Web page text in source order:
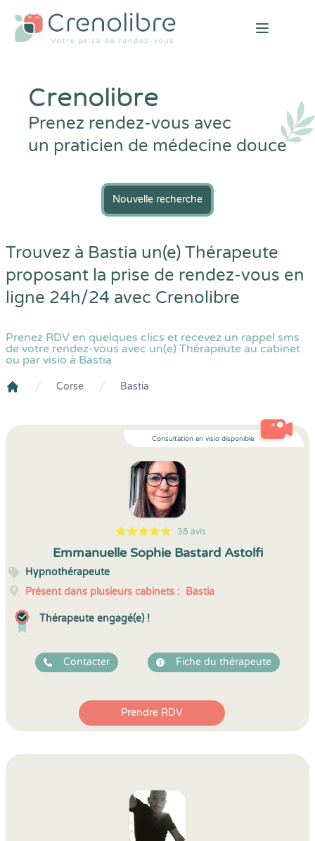
Open
Crenolibre
Prenez rendez-vous avec
un praticien de médecine douce
Nouvelle recherche
Trouvez à Bastia un(e) Thérapeute
proposant la prise de rendez-vous en
ligne 24h/24 avec Crenolibre
Prenez RDV en quelques clics et recevez un rappel sms
de votre rendez-vous avec un(e) Thérapeute au cabinet
ou par visio à Bastia
Corse Bastia
Consultation en visio disponible
5
1
5
38 38 avis
Emmanuelle Sophie Bastard Astolfi
Hypnothérapeute
Présent dans plusieurs cabinets : Bastia
Thérapeute engagé(e) !
Contacter Fiche du thérapeute
Prendre RDV